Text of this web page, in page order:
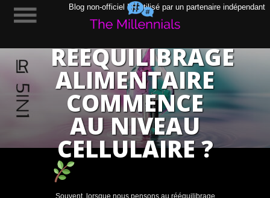
Blog non-officiel LR utilisé par un partenaire indépendant
POURQUOI
LE
RÉÉQUILIBRAGE
ALIMENTAIRE
COMMENCE
AU NIVEAU
CELLULAIRE ?
Souvent, lorsque nous pensons au rééquilibrage